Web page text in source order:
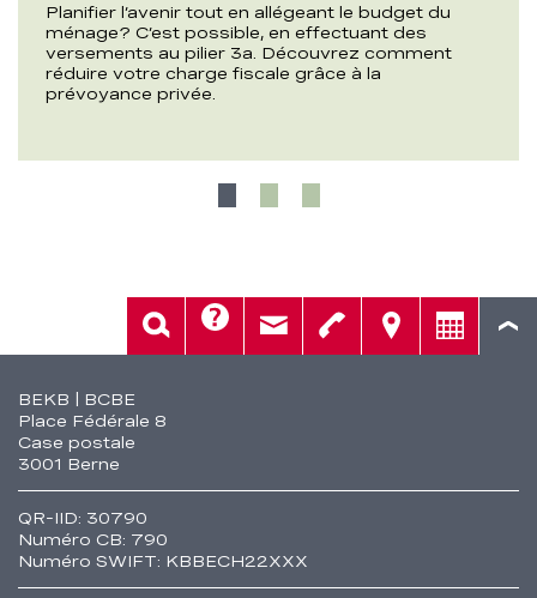
Planifier l’avenir tout en allégeant le budget du
ménage? C’est possible, en effectuant des
versements au pilier 3a. Découvrez comment
réduire votre charge fiscale grâce à la
prévoyance privée.
Fusszeile
BEKB | BCBE
Place Fédérale 8
Case postale
3001 Berne
QR-IID: 30790
Numéro CB: 790
Numéro SWIFT: KBBECH22XXX